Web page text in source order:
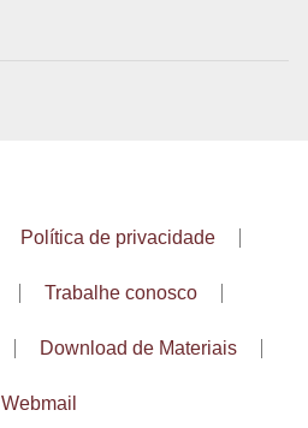
Política de privacidade
Trabalhe conosco
Download de Materiais
Webmail